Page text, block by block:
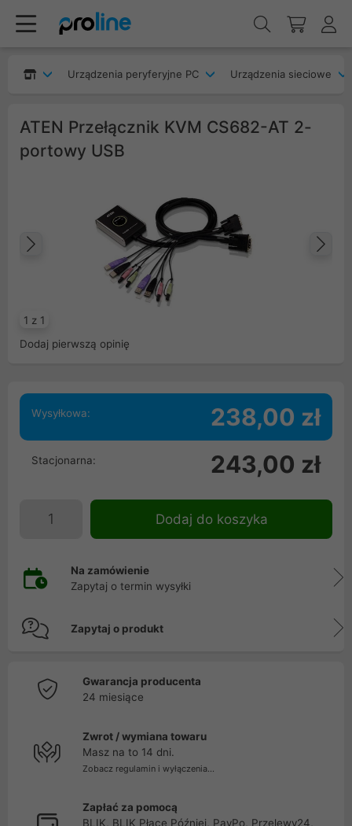
Urządzenia peryferyjne PC Urządzenia sieciowe
ATEN Przełącznik KVM CS682-AT 2-
portowy USB
1 z 1
Poprzedni
Dodaj pierwszą opinię
Wysyłkowa: 238,00 zł
Stacjonarna: 243,00 zł
Dodaj do koszyka
Na zamówienie
Zapytaj o termin wysyłki
Zapytaj o produkt
Gwarancja producenta
24 miesiące
Zwrot / wymiana towaru
Masz na to 14 dni.
Zobacz regulamin i wyłączenia...
Zapłać za pomocą
BLIK, BLIK Płacę Później, PayPo, Przelewy24,